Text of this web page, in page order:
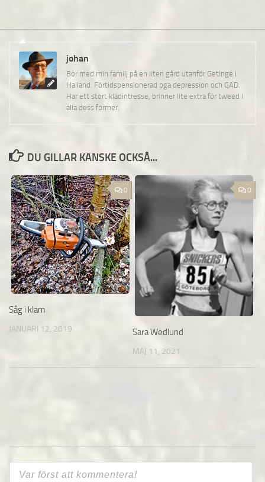
johan
Bor med min familj på en liten gård utanför Getinge i
Halland. Förtidspensionerad pga depression och GAD.
Har ett stort klädintresse, brinner lite extra för tweed i
alla dess former.
DU GILLAR KANSKE OCKSÅ...
0
Såg i kläm
JANUARI 12, 2019
0
Sara Wedlund
MAJ 11, 2021